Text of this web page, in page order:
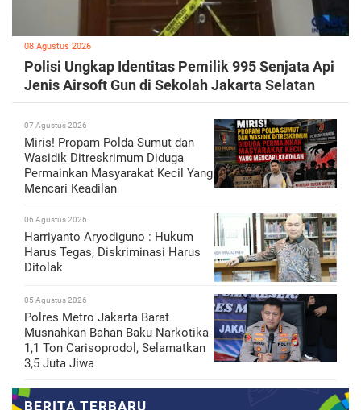
08 Agustus 2026
Polisi Ungkap Identitas Pemilik 995 Senjata Api
Jenis Airsoft Gun di Sekolah Jakarta Selatan
07 Agustus 2026
Miris! Propam Polda Sumut dan
Wasidik Ditreskrimum Diduga
Permainkan Masyarakat Kecil Yang
Mencari Keadilan
06 Agustus 2026
Harriyanto Aryodiguno : Hukum
Harus Tegas, Diskriminasi Harus
Ditolak
05 Agustus 2026
Polres Metro Jakarta Barat
Musnahkan Bahan Baku Narkotika
1,1 Ton Carisoprodol, Selamatkan
3,5 Juta Jiwa